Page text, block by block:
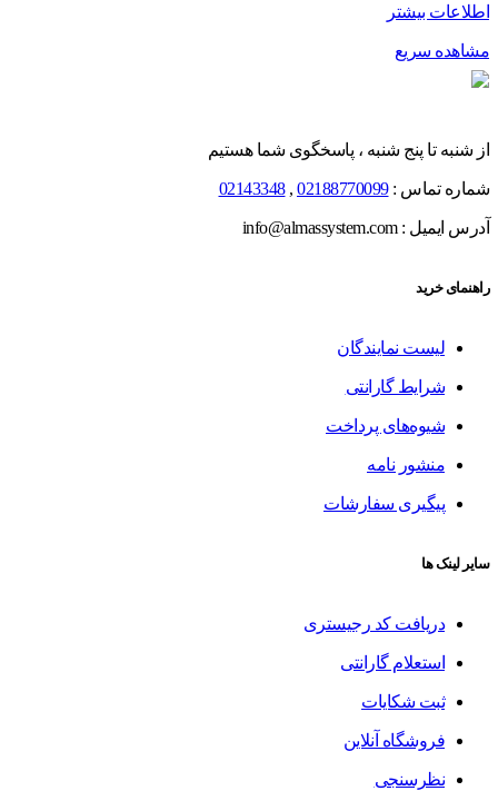
اطلاعات بیشتر
مشاهده سریع
از شنبه تا پنج شنبه ، پاسخگوی شما هستیم
شماره تماس :02188770099
,
02143348
آدرس ایمیل : info@almassystem.com
راهنمای خرید
لیست نمایندگان
شرایط گارانتی
شیوه‌های پرداخت
منشور نامه
پیگیری سفارشات
سایر لینک ها
دریافت کد رجیستری
استعلام گارانتی
ثبت شکایات
فروشگاه آنلاین
نظرسنجی